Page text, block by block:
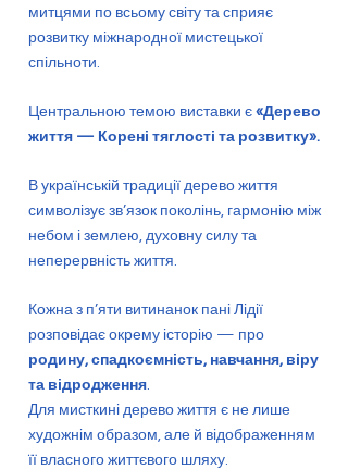
митцями по всьому світу та сприяє
розвитку міжнародної мистецької
спільноти.
Центральною темою виставки є «Дерево
життя — Корені тяглості та розвитку».
В українській традиції дерево життя
символізує зв’язок поколінь, гармонію між
небом і землею, духовну силу та
неперервність життя.
Кожна з п’яти витинанок пані Лідії
розповідає окрему історію — про
родину, спадкоємність, навчання, віру
та відродження.
Для мисткині дерево життя є не лише
художнім образом, але й відображенням
її власного життєвого шляху.